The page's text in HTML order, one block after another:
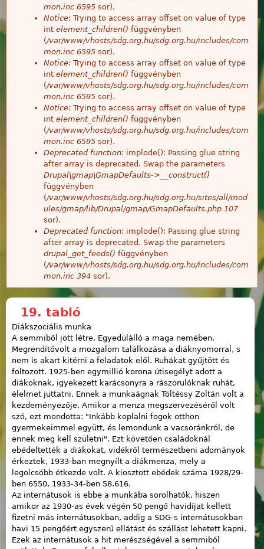
mon.inc 6595 sor).
Notice: Trying to access array offset on value of type
int element_children() függvényben
(/var/www/vhosts/sdg.org.hu/sdg.org.hu/includes/com
mon.inc 6595 sor).
Notice: Trying to access array offset on value of type
int element_children() függvényben
(/var/www/vhosts/sdg.org.hu/sdg.org.hu/includes/com
mon.inc 6595 sor).
Notice: Trying to access array offset on value of type
int element_children() függvényben
(/var/www/vhosts/sdg.org.hu/sdg.org.hu/includes/com
mon.inc 6595 sor).
Deprecated function: implode(): Passing glue string
after array is deprecated. Swap the parameters
Drupal\gmap\GmapDefaults->__construct()
függvényben
(/var/www/vhosts/sdg.org.hu/sdg.org.hu/sites/all/mod
ules/gmap/lib/Drupal/gmap/GmapDefaults.php 107
sor).
Deprecated function: implode(): Passing glue string
after array is deprecated. Swap the parameters
drupal_get_feeds() függvényben
(/var/www/vhosts/sdg.org.hu/sdg.org.hu/includes/com
mon.inc 394 sor).
19. tabló
Diákszociális munka
A semmiből jött létre. Egyedülálló a maga nemében.
Megrendítővolt a mozgalom találkozása a diáknyomorral, s
nem is akart kitérni a feladatok elől. Ruhákat gyűjtött és
foltozott. 1925-ben egymillió korona útisegélyt adott a
diákoknak, igyekezett karácsonyra a rászorulóknak ruhát,
élelmet juttatni. Ennek a munkaágnak Töltéssy Zoltán volt a
kezdeményezője. Amikor a menza megszervezéséről volt
szó, ezt mondotta: "Inkább koplalni fogok otthon
gyermekeimmel együtt, és lemondunk a vacsoránkról, de
ennek meg kell születni". Ezt követően családoknál
ebédeltették a diákokat, vidékről természetbeni adományok
érkeztek, 1933-ban megnyílt a diákmenza, mely a
legolcsóbb étkezde volt. A kiosztott ebédek száma 1928/29-
ben 6550, 1933-34-ben 58.616.
Az internátusok is ebbe a munkába sorolhatók, hiszen
amikor az 1930-as évek végén 50 pengő havidíjat kellett
fizetni más internátusokban, addig a SDG-s internátusokban
havi 15 pengőért egyszerű ellátást és szállást lehetett kapni.
Ezek az internátusok a hit merészségével a semmiből